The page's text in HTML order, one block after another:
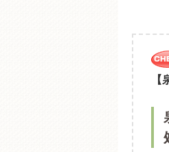
【